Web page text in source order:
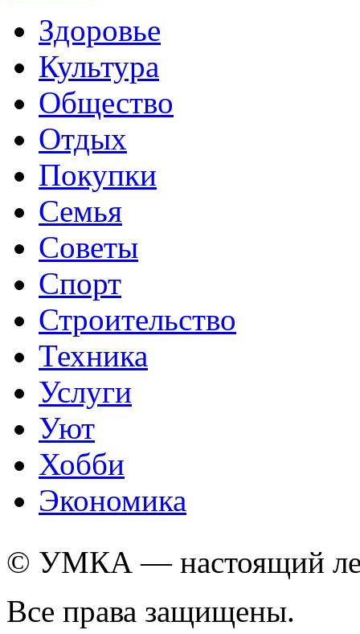
Здоровье
Культура
Общество
Отдых
Покупки
Семья
Советы
Спорт
Строительство
Техника
Услуги
Уют
Хобби
Экономика
© УМКА — настоящий
Все права защищены.